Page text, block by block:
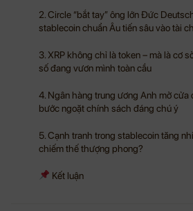
2. Circle “bắt tay” ông lớn Đức
stablecoin chuẩn Âu tiến sâu vào tài
3. XRP không chỉ là token – mà là cơ
số đang vươn mình toàn cầu
4. Ngân hàng trung ương Anh mở cửa
bước ngoặt chính sách đáng chú ý
5. Cạnh tranh trong stablecoin tăng
chiếm thế thượng phong?
Kết luận